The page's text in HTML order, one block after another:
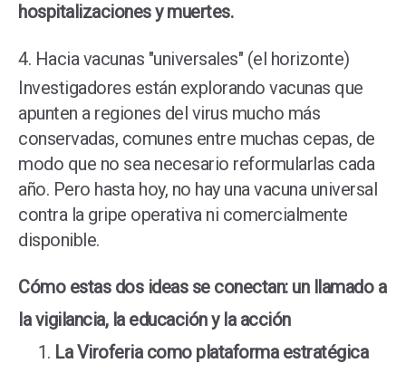
hospitalizaciones y muertes.
4. Hacia vacunas "universales" (el horizonte)
Investigadores están explorando vacunas que
apunten a regiones del virus mucho más
conservadas, comunes entre muchas cepas, de
modo que no sea necesario reformularlas cada
año. Pero hasta hoy, no hay una vacuna universal
contra la gripe operativa ni comercialmente
disponible.
Cómo estas dos ideas se conectan: un llamado a
la vigilancia, la educación y la acción
La Viroferia como plataforma estratégica